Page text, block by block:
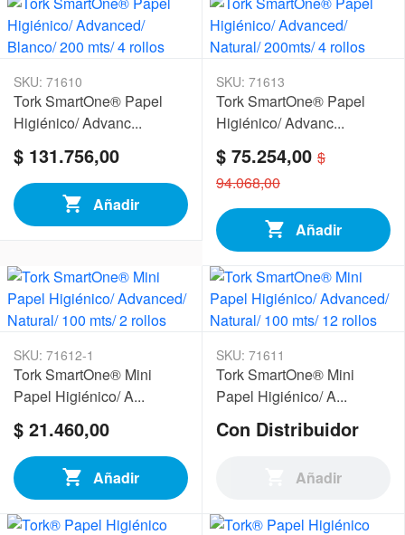
SKU: 71610
Tork SmartOne® Papel
Higiénico/ Advanc...
$ 131.756,00
Añadir
SKU: 71613
Tork SmartOne® Papel
Higiénico/ Advanc...
$ 75.254,00 $
94.068,00
Añadir
SKU: 71612-1
Tork SmartOne® Mini
Papel Higiénico/ A...
$ 21.460,00
Añadir
SKU: 71611
Tork SmartOne® Mini
Papel Higiénico/ A...
Con Distribuidor
Añadir